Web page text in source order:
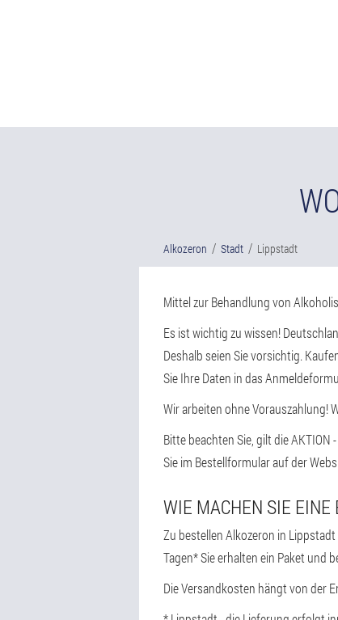
Alkozeron Stadt Lippstadt
Mittel zur Behandlung von
Es ist wichtig zu wissen!
Deshalb seien Sie vorsichtig.
Sie Ihre Daten in das
Wir arbeiten ohne Vorauszahlung!
Bitte beachten Sie, gilt die
Sie im Bestellformular auf der
WIE MACHEN SIE
Zu bestellen Alkozeron in
Tagen* Sie erhalten ein Paket und
Die Versandkosten hängt von der